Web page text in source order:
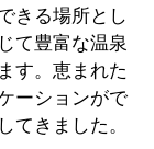
きる場所とし
て豊富な温泉
す。恵まれた
ーションがで
てきました。